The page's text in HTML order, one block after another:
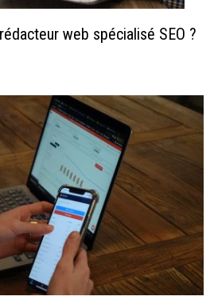
web spécialisé SEO ?